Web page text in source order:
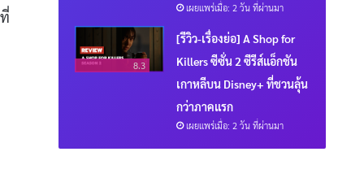
เผยแพร่เมื่อ: 2 วัน ที่ผ่านมา
8.3
[รีวิว-เรื่องย่อ] A Shop for
Killers ซีซั่น 2 ซีรีส์แอ็กชัน
เกาหลีบน Disney+ ที่ชวนลุ้น
กว่าภาคแรก
เผยแพร่เมื่อ: 2 วัน ที่ผ่านมา